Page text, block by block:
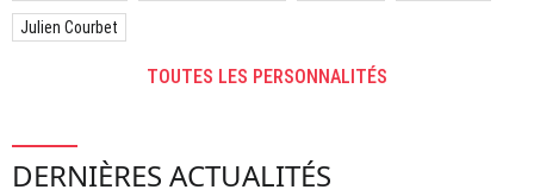
Julien Courbet
TOUTES LES PERSONNALITÉS
DERNIÈRES ACTUALITÉS